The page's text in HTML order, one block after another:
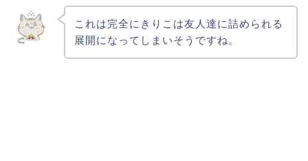
これは完全にきりこは友人達に詰められる
展開になってしまいそうですね。